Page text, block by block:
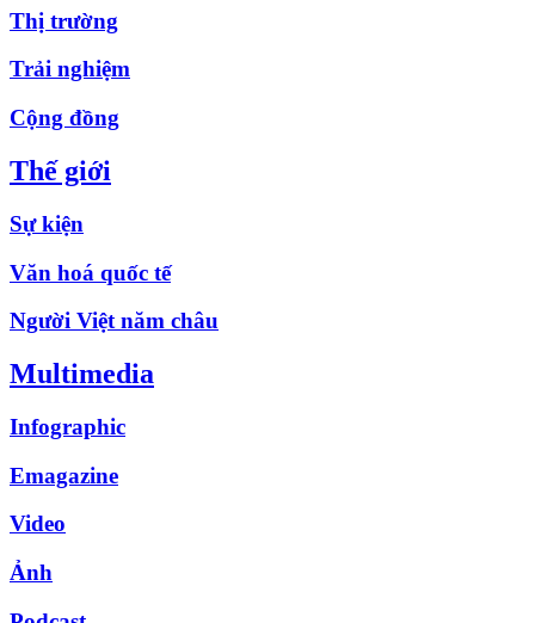
Thị trường
Trải nghiệm
Cộng đồng
Thế giới
Sự kiện
Văn hoá quốc tế
Người Việt năm châu
Multimedia
Infographic
Emagazine
Video
Ảnh